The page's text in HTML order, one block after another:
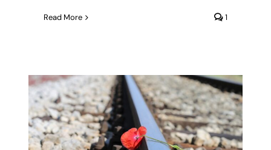
Read More 1